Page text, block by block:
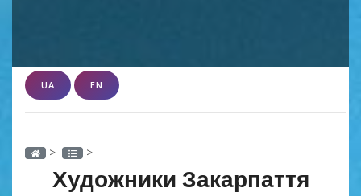
UA EN
> >
Художники Закарпаття